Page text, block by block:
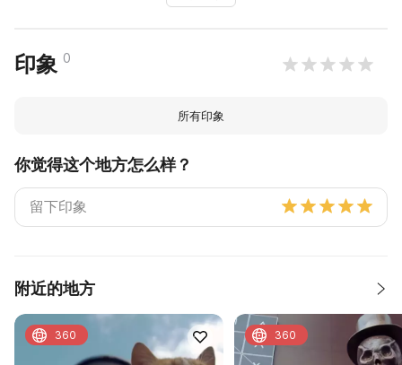
印象 0
所有印象
你觉得这个地方怎么样？
附近的地方
360 360